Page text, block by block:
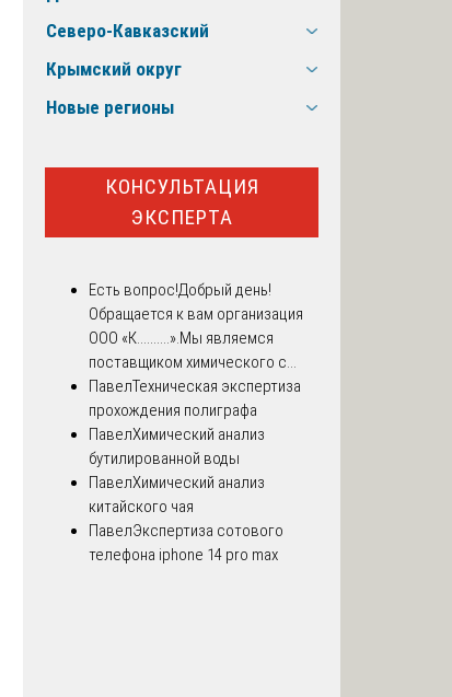
Северо-Кавказский
Крымский округ
Новые регионы
КОНСУЛЬТАЦИЯ
ЭКСПЕРТА
Есть вопрос!Добрый день!
Обращается к вам организация
ООО «К..........».Мы являемся
поставщиком химического с...
ПавелТехническая экспертиза
прохождения полиграфа
ПавелХимический анализ
бутилированной воды
ПавелХимический анализ
китайского чая
ПавелЭкспертиза сотового
телефона iphone 14 pro max